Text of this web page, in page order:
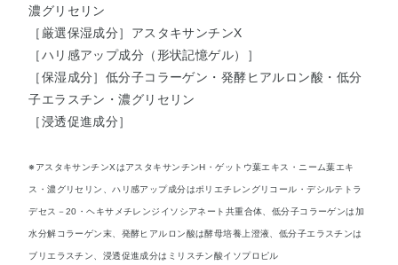
濃グリセリン
［厳選保湿成分］アスタキサンチンX
［ハリ感アップ成分（形状記憶ゲル）］
［保湿成分］低分子コラーゲン・発酵ヒアルロン酸・低分
子エラスチン・濃グリセリン
［浸透促進成分］
※アスタキサンチンXはアスタキサンチンH・ゲットウ葉エキス・ニーム葉エキ
ス・濃グリセリン、ハリ感アップ成分はポリエチレングリコール・デシルテトラ
デセス－20・ヘキサメチレンジイソシアネート共重合体、低分子コラーゲンは加
水分解コラーゲン末、発酵ヒアルロン酸は酵母培養上澄液、低分子エラスチンは
ブリエラスチン、浸透促進成分はミリスチン酸イソプロピル